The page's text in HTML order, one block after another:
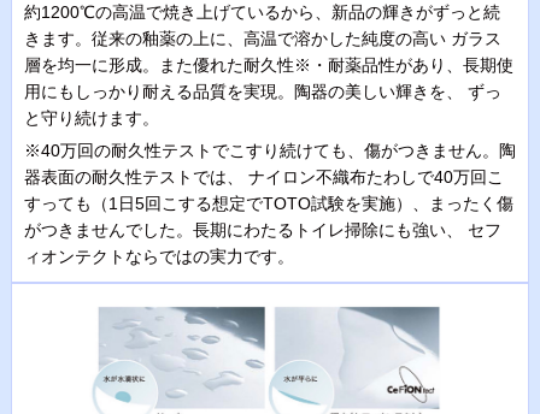
約1200℃の高温で焼き上げているから、新品の輝きがずっと続
きます。従来の釉薬の上に、高温で溶かした純度の高い ガラス
層を均一に形成。また優れた耐久性※・耐薬品性があり、長期使
用にもしっかり耐える品質を実現。陶器の美しい輝きを、 ずっ
と守り続けます。
※40万回の耐久性テストでこすり続けても、傷がつきません。陶
器表面の耐久性テストでは、 ナイロン不織布たわしで40万回こ
すっても（1日5回こする想定でTOTO試験を実施）、まったく傷
がつきませんでした。長期にわたるトイレ掃除にも強い、 セフ
ィオンテクトならではの実力です。